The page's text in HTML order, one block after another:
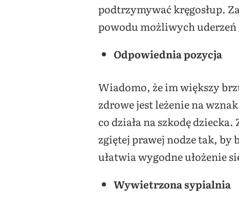
podtrzymywać kręgosłup.
powodu możliwych uderzeń
Odpowiednia pozycja
Wiadomo, że im większy
zdrowe jest leżenie na
co działa na szkodę
zgiętej prawej nodze tak, by
ułatwia wygodne ułożenie
Wywietrzona sypialnia